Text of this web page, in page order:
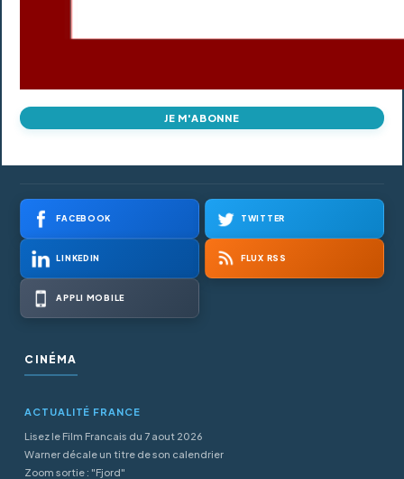
JE M'ABONNE
FACEBOOK TWITTER
LINKEDIN FLUX RSS
APPLI MOBILE
CINÉMA
ACTUALITÉ FRANCE
Lisez le Film Francais du 7 aout 2026
Warner décale un titre de son calendrier
Zoom sortie : "Fjord"